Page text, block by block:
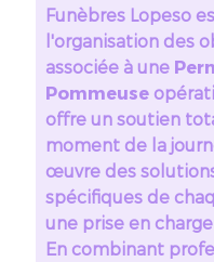
Funèbres Lopeso
l'organisation des
associée à une
Pommeuse
offre un soutien
moment de la
œuvre des
spécifiques de
une prise en
En combinant